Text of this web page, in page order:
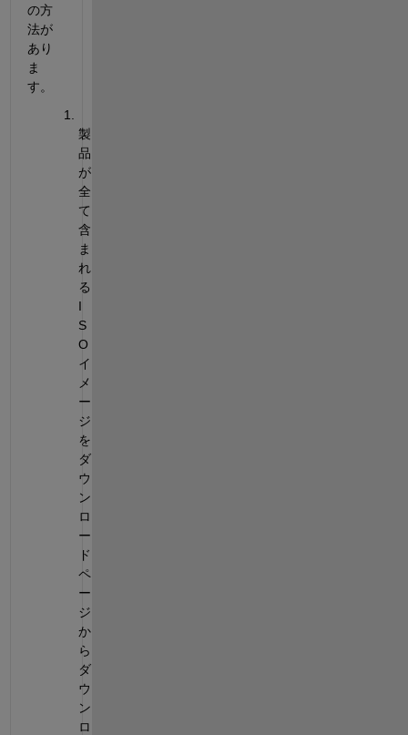
の方
法が
あり
ま
す。
製
品
が
全
て
含
ま
れ
る
I
S
O
イ
メ
ー
ジ
を
ダ
ウ
ン
ロ
ー
ド
ペ
ー
ジ
か
ら
ダ
ウ
ン
ロ